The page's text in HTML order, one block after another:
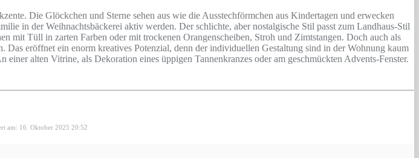
Die Glöckchen und Sterne sehen aus wie die Ausstechförmchen aus Kindertagen und erwecken
in der Weihnachtsbäckerei aktiv werden. Der schlichte, aber nostalgische Stil passt zum Landhaus-Stil
Tüll in zarten Farben oder mit trockenen Orangenscheiben, Stroh und Zimtstangen. Doch auch als
eröffnet ein enorm kreatives Potenzial, denn der individuellen Gestaltung sind in der Wohnung kaum
alten Vitrine, als Dekoration eines üppigen Tannenkranzes oder am geschmückten Advents-Fenster.
am: 16. Oktober 2025 20:52